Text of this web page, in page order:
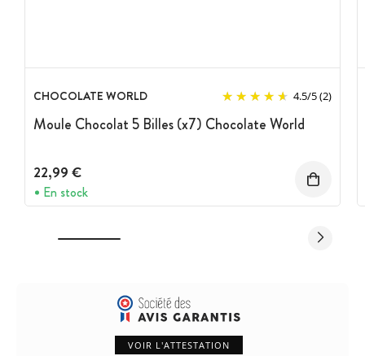
CHOCOLATE WORLD 4.5/5(2)
Moule Chocolat 5 Billes (x7) Chocolate World
22,99 €
En stock
VOIR L'ATTESTATION